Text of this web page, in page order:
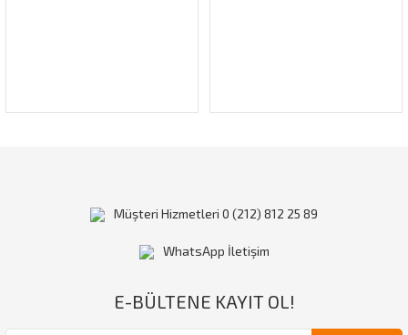
Müşteri Hizmetleri 0 (212) 812 25 89
WhatsApp İletişim
E-BÜLTENE KAYIT OL!